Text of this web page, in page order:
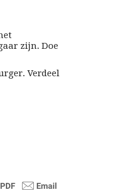
zijn. Doe
Verdeel